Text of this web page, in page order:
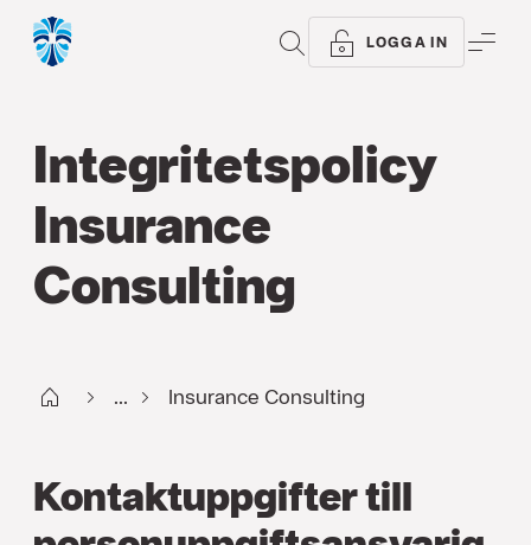
SÖK LOGGA IN
Integritetspolicy
Insurance
Consulting
Start ... Insurance Consulting
Kontaktuppgifter till